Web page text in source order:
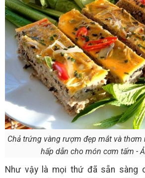
Chả trứng vàng rượm đẹp mắt và
hấp dẫn cho món cơm tấm -
Như vậy là mọi thứ đã sẵn sàng